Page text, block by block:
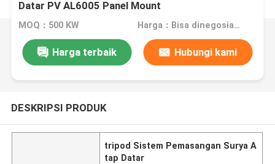
Datar PV AL6005 Panel Mount
MOQ：500 KW Harga：Bisa dinegosiasikan
Harga terbaik Hubungi kami
DESKRIPSI PRODUK
tripod Sistem Pemasangan Surya A
tap Datar